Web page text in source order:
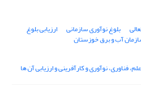
بلوغ نوآوری سازمانی ارزیابی بلوغ
آب و برق خوزستان
فناوری، نوآوری و کارآفرینی و ارزیابی آن ها